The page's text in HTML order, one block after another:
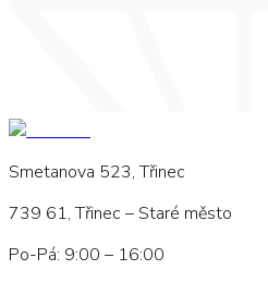
Smetanova 523, Třinec
739 61, Třinec – Staré město
Po-Pá: 9:00 – 16:00